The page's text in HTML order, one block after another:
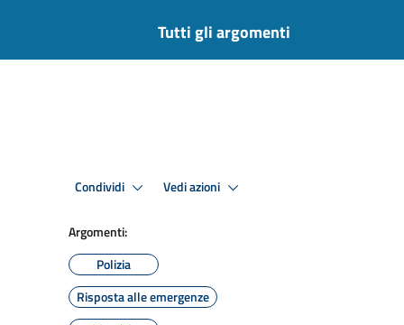
Tutti gli argomenti
Condividi Vedi azioni
Argomenti:
Polizia
Risposta alle emergenze